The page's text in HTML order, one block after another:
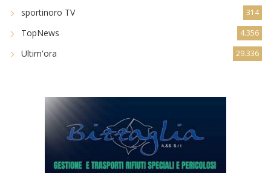
sportinoro TV 314
TopNews 4.356
Ultim'ora 29.336